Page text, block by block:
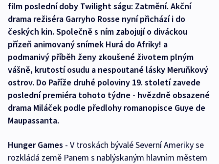
film poslední doby Twilight ságu: Zatmění. Akční
drama režiséra Garryho Rosse nyní přichází i do
českých kin. Společně s ním zabojují o diváckou
přízeň animovaný snímek Hurá do Afriky! a
podmanivý příběh ženy zkoušené životem plným
vášně, krutostí osudu a nespoutané lásky Meruňkový
ostrov. Do Paříže druhé poloviny 19. století zavede
poslední premiéra tohoto týdne - hvězdně obsazené
drama Miláček podle předlohy romanopisce Guye de
Maupassanta.
Hunger Games - V troskách bývalé Severní Ameriky se
rozkládá země Panem s nablýskaným hlavním městem